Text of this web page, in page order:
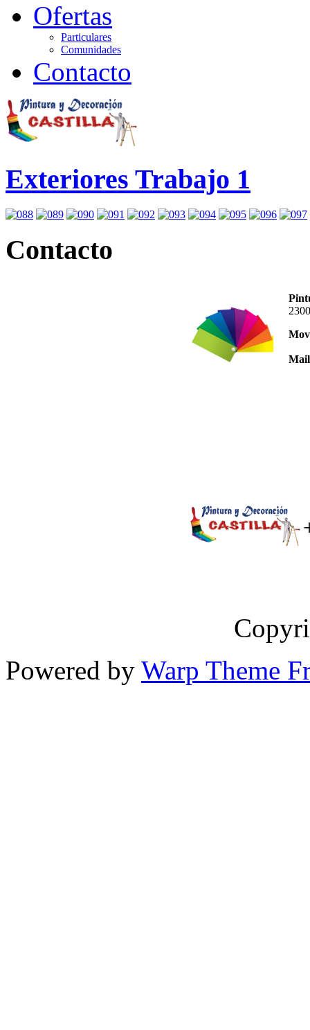
Ofertas
Particulares
Comunidades
Contacto
Exteriores Trabajo 1
Contacto
Powered by Warp Theme